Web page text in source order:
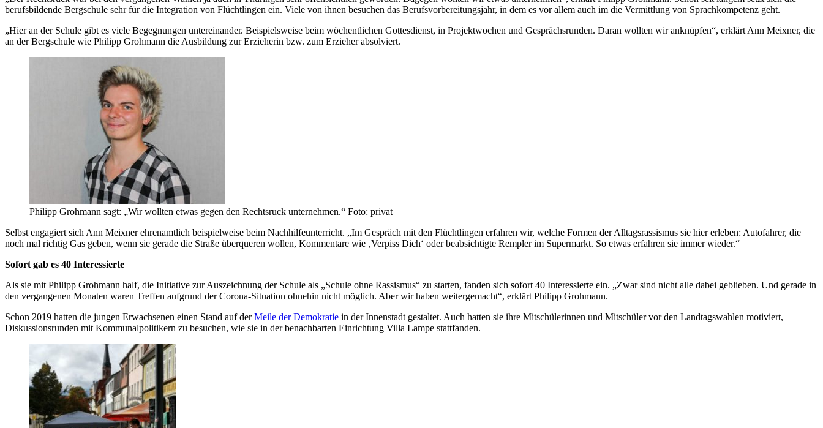
berufsbildende Bergschule sehr für die Integration von Flüchtlingen ein. Viele von ihnen besuchen das Berufsvorbereitungsjahr, in dem es vor allem auch im die Vermittlung von Sprachkompetenz geht.
„Hier an der Schule gibt es viele Begegnungen untereinander. Beispielsweise beim wöchentlichen Gottesdienst, in Projektwochen und Gesprächsrunden. Daran wollten wir anknüpfen“, erklärt Ann Meixner, die
an der Bergschule wie Philipp Grohmann die Ausbildung zur Erzieherin bzw. zum Erzieher absolviert.
Philipp Grohmann sagt: „Wir wollten etwas gegen den Rechtsruck unternehmen.“ Foto: privat
Selbst engagiert sich Ann Meixner ehrenamtlich beispielweise beim Nachhilfeunterricht. „Im Gespräch mit den Flüchtlingen erfahren wir, welche Formen der Alltagsrassismus sie hier erleben: Autofahrer, die
noch mal richtig Gas geben, wenn sie gerade die Straße überqueren wollen, Kommentare wie ‚Verpiss Dich‘ oder beabsichtigte Rempler im Supermarkt. So etwas erfahren sie immer wieder.“
Sofort gab es 40 Interessierte
Als sie mit Philipp Grohmann half, die Initiative zur Auszeichnung der Schule als „Schule ohne Rassismus“ zu starten, fanden sich sofort 40 Interessierte ein. „Zwar sind nicht alle dabei geblieben. Und gerade in
den vergangenen Monaten waren Treffen aufgrund der Corona-Situation ohnehin nicht möglich. Aber wir haben weitergemacht“, erklärt Philipp Grohmann.
Schon 2019 hatten die jungen Erwachsenen einen Stand auf derMeile der Demokratie in der Innenstadt gestaltet. Auch hatten sie ihre Mitschülerinnen und Mitschüler vor den Landtagswahlen motiviert,
Diskussionsrunden mit Kommunalpolitikern zu besuchen, wie sie in der benachbarten Einrichtung Villa Lampe stattfanden.